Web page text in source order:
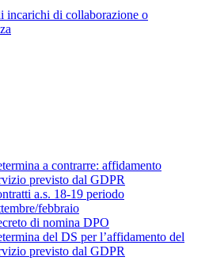
incarichi di collaborazione o
a contrarre: affidamento
previsto dal GDPR
a.s. 18-19 periodo
febbraio
di nomina DPO
del DS per l’affidamento del
previsto dal GDPR